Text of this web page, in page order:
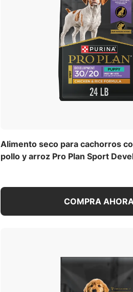
Alimento seco para cachorros
pollo y arroz Pro Plan Sport
COMPRA